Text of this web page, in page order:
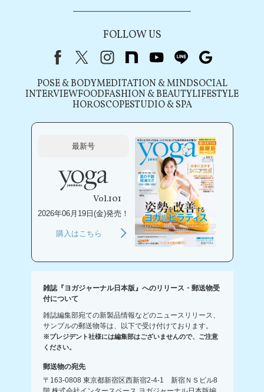
FOLLOW US
FacebookX（旧Twitter）
instagram
note youtubeline
POSE & BODYMEDITATION & MINDSOCIAL
INTERVIEWFOODFASHION & BEAUTYLIFESTYLE
HOROSCOPESTUDIO & SPA
最新号
Vol.101
2026年06月19日(金)発売！
購入はこちら
雑誌『ヨガジャーナル日本版』へのリリース・郵送物受
付について
雑誌編集部宛ての新製品情報などのニュースリリース、
サンプルの郵送物等は、以下で受け付けております。
※プレジデント社様には編集部はございませんので、ご注意
ください。
郵送物の宛先
〒163-0808 東京都新宿区西新宿2-4-1 新宿ＮＳビル8